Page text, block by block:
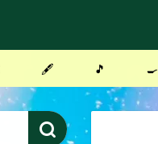
🖋 🎵 🍳